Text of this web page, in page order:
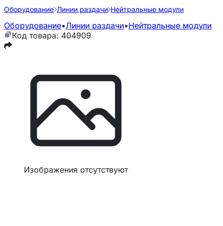
Оборудование Линии раздачи Нейтральные модули
Оборудование•Линии раздачи•Нейтральные модули
Код товара: 404909
Изображения отсутствуют